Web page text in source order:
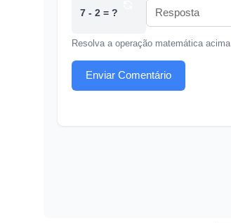
7 - 2 = ?
Resolva a operação matemática acima
Enviar Comentário